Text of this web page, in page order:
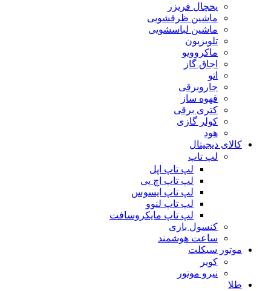
یخچال فریزر
ماشین ظرفشویی
ماشین لباسشویی
تلویزیون
ماکروویو
اجاق گاز
اتو
جاروبرقی
قهوه ساز
کتری برقی
کولر گازی
هود
کالای دیجیتال
لپ تاپ
لپ تاپ اپل
لپ تاپ اچ پی
لپ تاپ ایسوس
لپ تاپ لنوو
لپ تاپ مایکروسافت
کنسول بازی
ساعت هوشمند
موتور سیکلت
کویر
نیرو موتور
طلا